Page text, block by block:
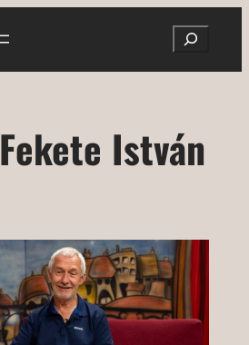
Search
Fekete István